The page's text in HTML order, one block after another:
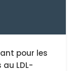
pour les
LDL-